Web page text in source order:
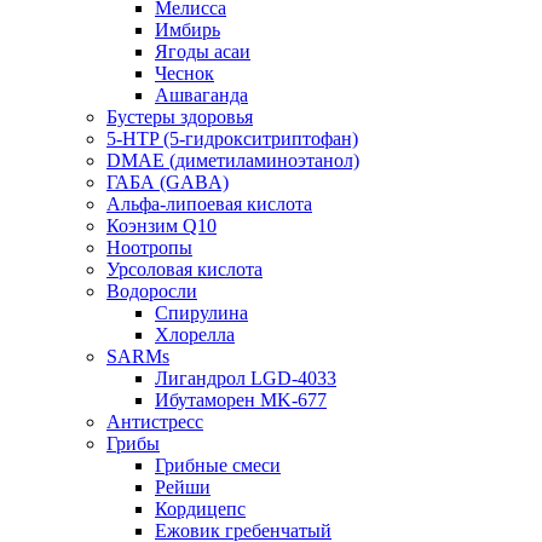
Мелисса
Имбирь
Ягоды асаи
Чеснок
Ашваганда
Бустеры здоровья
5-HTP (5-гидрокситриптофан)
DMAE (диметиламиноэтанол)
ГАБА (GABA)
Альфа-липоевая кислота
Коэнзим Q10
Ноотропы
Урсоловая кислота
Водоросли
Спирулина
Хлорелла
SARMs
Лигандрол LGD-4033
Ибутаморен MK-677
Антистресс
Грибы
Грибные смеси
Рейши
Кордицепс
Ежовик гребенчатый